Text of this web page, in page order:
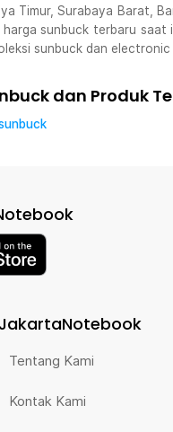
Timur, Surabaya Barat,
sunbuck terbaru
sunbuck dan
dan Produk
JakartaNotebook
Tentang Kami
Kontak Kami